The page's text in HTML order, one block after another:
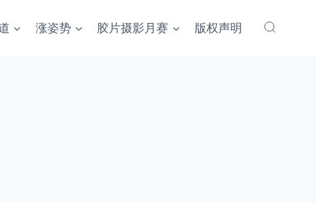
涨姿势 胶片摄影月赛 版权声明